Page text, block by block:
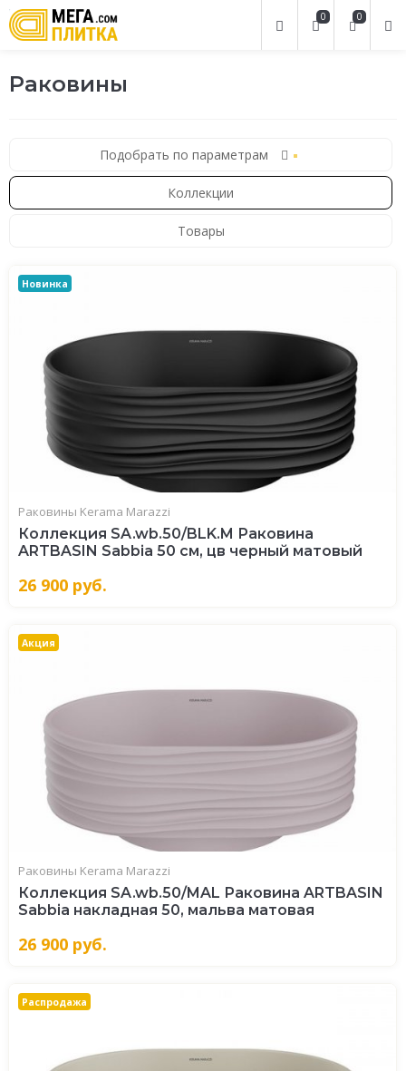
0
0
Раковины
Подобрать по параметрам
Коллекции
Товары
Новинка
Раковины Kerama Marazzi
Коллекция SA.wb.50/BLK.M Раковина
ARTBASIN Sabbia 50 см, цв черный матовый
26 900 руб.
Акция
Раковины Kerama Marazzi
Коллекция SA.wb.50/MAL Раковина ARTBASIN
Sabbia накладная 50, мальва матовая
26 900 руб.
Распродажа